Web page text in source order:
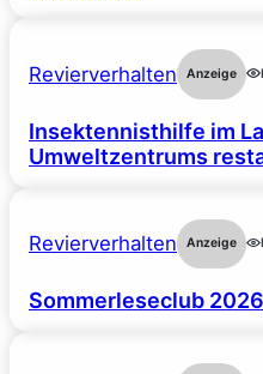
Revierverhalten Anzeige
Insektennisthilfe im
Umweltzentrums
Revierverhalten Anzeige
Sommerleseclub 2026